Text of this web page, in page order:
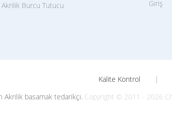
Akrilik Burcu Tutucu Giriş
Kalite Kontrol |
Akrilik basamak tedarikçi. Copyright © 2011 - 2026